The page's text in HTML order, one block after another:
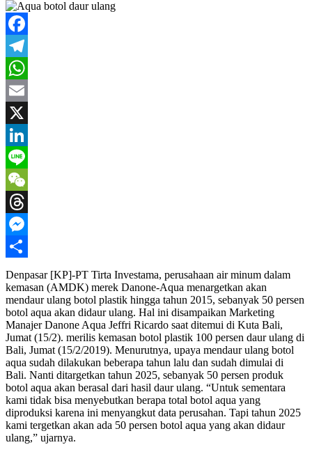
Facebook
Telegram
WhatsApp
Email
X
LinkedIn
Line
WeChat
Threads
Messenger
Share
Denpasar [KP]-PT Tirta Investama, perusahaan air minum dalam
kemasan (AMDK) merek Danone-Aqua menargetkan akan
mendaur ulang botol plastik hingga tahun 2015, sebanyak 50 persen
botol aqua akan didaur ulang. Hal ini disampaikan Marketing
Manajer Danone Aqua Jeffri Ricardo saat ditemui di Kuta Bali,
Jumat (15/2). merilis kemasan botol plastik 100 persen daur ulang di
Bali, Jumat (15/2/2019). Menurutnya, upaya mendaur ulang botol
aqua sudah dilakukan beberapa tahun lalu dan sudah dimulai di
Bali. Nanti ditargetkan tahun 2025, sebanyak 50 persen produk
botol aqua akan berasal dari hasil daur ulang. “Untuk sementara
kami tidak bisa menyebutkan berapa total botol aqua yang
diproduksi karena ini menyangkut data perusahan. Tapi tahun 2025
kami tergetkan akan ada 50 persen botol aqua yang akan didaur
ulang,” ujarnya.